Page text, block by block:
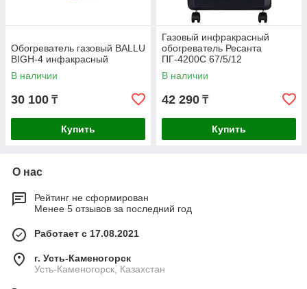
Обогреватель газовый BALLU
BIGH-4 инфакрасный
В наличии
30 100 ₸
Купить
Газовый инфракрасный
обогреватель Ресанта
ПГ-4200С 67/5/12
В наличии
42 290 ₸
Купить
О нас
Рейтинг не сформирован
Менее 5 отзывов за последний год
Работает с 17.08.2021
г. Усть-Каменогорск
Усть-Каменогорск, Казахстан